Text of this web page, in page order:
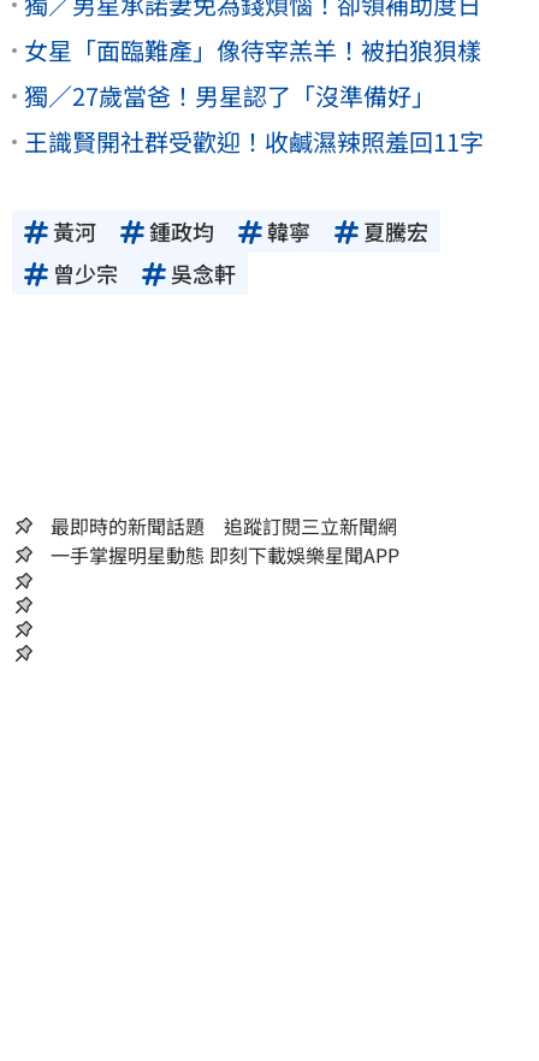
女星「面臨難產」像待宰羔羊！被拍狼狽樣
獨／27歲當爸！男星認了「沒準備好」
王識賢開社群受歡迎！收鹹濕辣照羞回11字
黃河 鍾政均 韓寧
夏騰宏
曾少宗
吳念軒
最即時的新聞話題 追蹤訂閱三立新聞網
一手掌握明星動態 即刻下載娛樂星聞APP